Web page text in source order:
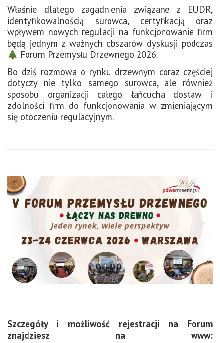
Właśnie dlatego zagadnienia związane z EUDR,
identyfikowalnością surowca, certyfikacją oraz
wpływem nowych regulacji na funkcjonowanie firm
będą jednym z ważnych obszarów dyskusji podczas
Forum Przemysłu Drzewnego 2026.
Bo dziś rozmowa o rynku drzewnym coraz częściej
dotyczy nie tylko samego surowca, ale również
sposobu organizacji całego łańcucha dostaw i
zdolności firm do funkcjonowania w zmieniającym
się otoczeniu regulacyjnym.
Szczegóły i możliwość rejestracji na Forum
znajdziesz na www: